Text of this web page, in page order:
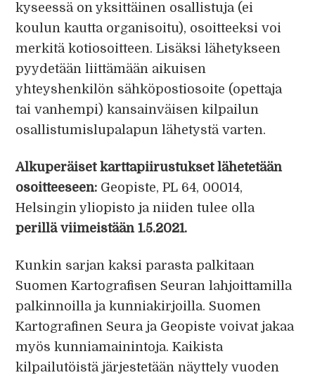
kyseessä on yksittäinen osallistuja (ei
koulun kautta organisoitu), osoitteeksi voi
merkitä kotiosoitteen. Lisäksi lähetykseen
pyydetään liittämään aikuisen
yhteyshenkilön sähköpostiosoite (opettaja
tai vanhempi) kansainväisen kilpailun
osallistumislupalapun lähetystä varten.
Alkuperäiset karttapiirustukset lähetetään
osoitteeseen: Geopiste, PL 64, 00014,
Helsingin yliopisto ja niiden tulee olla
perillä viimeistään 1.5.2021.
Kunkin sarjan kaksi parasta palkitaan
Suomen Kartografisen Seuran lahjoittamilla
palkinnoilla ja kunniakirjoilla. Suomen
Kartografinen Seura ja Geopiste voivat jakaa
myös kunniamainintoja. Kaikista
kilpailutöistä järjestetään näyttely vuoden